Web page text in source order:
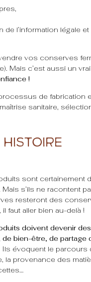
l’information légale
vos conserves
Mais c’est aussi un
!
de fabrication
sanitaire,
histoire
sont certainement
Mais s’ils ne racontent
resteront des
il faut aller bien au-delà !
doivent devenir
de bien-être, de partage
Ils évoquent le parcours
la provenance des